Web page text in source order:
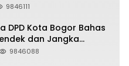
9846111
DPD Kota Bogor Bahas
dan Jangka
9846088